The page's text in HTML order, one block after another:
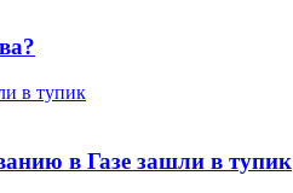
в тупик
в Газе зашли в тупик